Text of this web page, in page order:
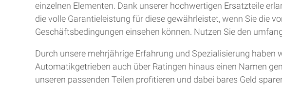
einzelnen Elementen. Dank unserer hochwertigen Ersatzteile
die volle Garantieleistung für diese gewährleistet, wenn Sie die
Geschäftsbedingungen einsehen können. Nutzen Sie den
Durch unsere mehrjährige Erfahrung und Spezialisierung
Automatikgetrieben auch über Ratingen hinaus einen Namen
unseren passenden Teilen profitieren und dabei bares Geld